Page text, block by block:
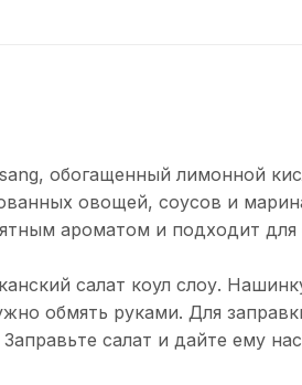
обогащенный лимонной
овощей, соусов и
ароматом и подходит для
салат коул слоу.
обмять руками. Для
салат и дайте ему